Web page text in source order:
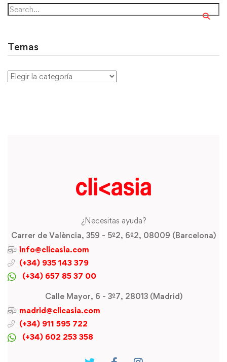
Temas
¿Necesitas ayuda?
Carrer de València, 359 - 5º2, 6º2, 08009 (Barcelona)
info@clicasia.com
(+34) 935 143 379
(+34) 657 85 37 00
Calle Mayor, 6 - 3º7, 28013 (Madrid)
madrid@clicasia.com
(+34) 911 595 722
(+34) 602 253 358